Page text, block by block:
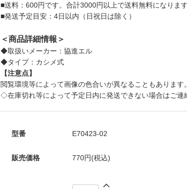
■送料：600円です。合計3000円以上で送料無料になります
■発送予定目安：4日以内（日祝日は除く）
＜商品詳細情報＞
◆取扱いメーカー：協進エル
◆タイプ：カシメ式
【注意点】
閲覧環境等によって画像の色合いが異なることもあります。
◇在庫切れ等によって予定日内に発送できない場合はご連
型番 E70423-02
販売価格 770円(税込)